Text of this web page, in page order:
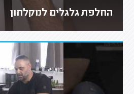
החלפת גלגלים למקלחון